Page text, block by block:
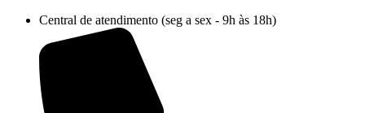
conteúdo
Central de atendimento (seg a sex - 9h às 18h)